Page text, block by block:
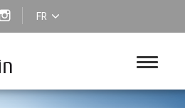
FR